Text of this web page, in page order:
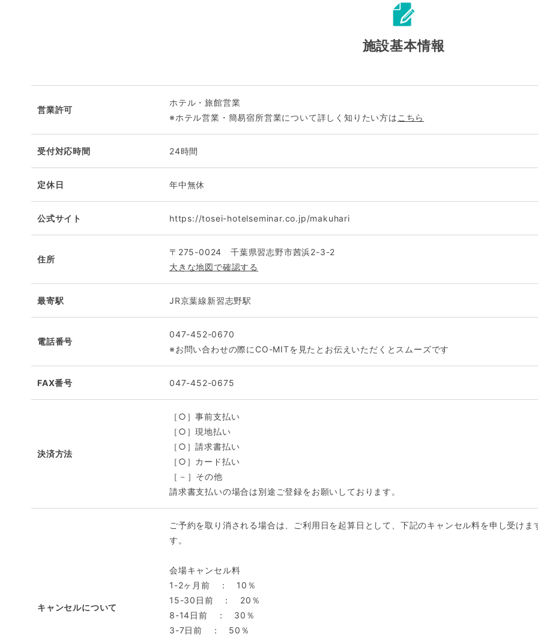
施設基本情報
営業許可
ホテル・旅館営業
※ホテル営業・簡易宿所営業について詳しく知りたい方は こちら
受付対応時間 24時間
定休日 年中無休
公式サイト https://tosei-hotelseminar.co.jp/makuhari
住所
〒275-0024 千葉県習志野市茜浜2-3-2
大きな地図で確認する
最寄駅 JR京葉線新習志野駅
電話番号
047-452-0670
※お問い合わせの際にCO-MITを見たとお伝えいただくとスムーズです
FAX番号 047-452-0675
決済方法
［○］事前支払い
［○］現地払い
［○］請求書払い
［○］カード払い
［－］その他
請求書支払いの場合は別途ご登録をお願いしております。
キャンセルについて
ご予約を取り消される場合は、ご利用日を起算日として、下記のキャンセル料を申し受け
す。
会場キャンセル料
1-2ヶ月前 ： 10％
15-30日前 ： 20％
8-14日前 ： 30％
3-7日前 ： 50％